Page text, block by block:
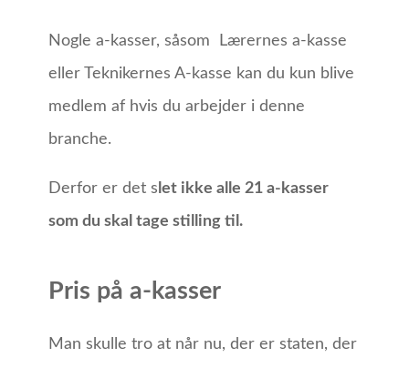
Nogle a-kasser, såsom Lærernes a-kasse
eller Teknikernes A-kasse kan du kun blive
medlem af hvis du arbejder i denne
branche.
Derfor er det s let ikke alle 21 a-kasser
som du skal tage stilling til.
Pris på a-kasser
Man skulle tro at når nu, der er staten, der